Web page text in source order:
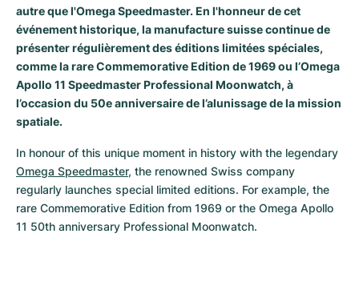
Submariner
Ballon Blanc
Roadster
Montres d'occasion
Montres pour femmes
Galactic
Montbrillant
Montres d'occasion
Montres pour femmes
Vintage
Montres d'occasion
autre que l'Omega Speedmaster. En l'honneur de cet
événement historique, la manufacture suisse continue de
présenter régulièrement des éditions limitées spéciales,
comme la rare Commemorative Edition de 1969 ou l’Omega
Apollo 11 Speedmaster Professional Moonwatch, à
l’occasion du 50e anniversaire de l’alunissage de la mission
spatiale.
Omega Speedmaster, the renowned Swiss company
regularly launches special limited editions. For example, the
rare Commemorative Edition from 1969 or the Omega Apollo
11 50th anniversary Professional Moonwatch.